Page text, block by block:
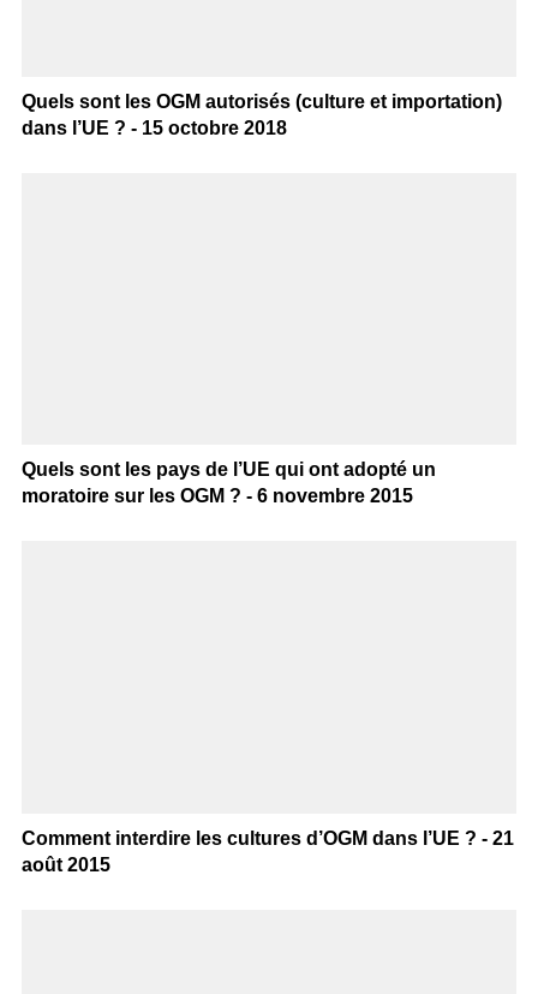
Quels sont les OGM autorisés (culture et importation)
dans l’UE ? - 15 octobre 2018
Quels sont les pays de l’UE qui ont adopté un
moratoire sur les OGM ? - 6 novembre 2015
Comment interdire les cultures d’OGM dans l’UE ? - 21
août 2015